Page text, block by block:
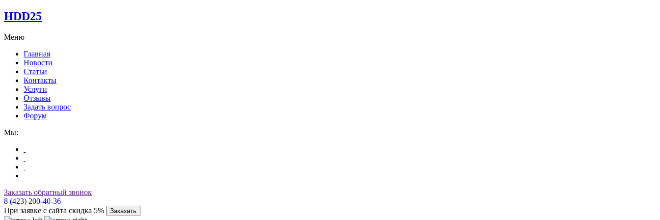
HDD25
Меню
Главная
Новости
Статьи
Контакты
Услуги
Отзывы
Задать вопрос
Форум
Мы:
Заказать обратный звонок
8 (423) 200-40-36
При заявке с сайта скидка 5%
Заказать